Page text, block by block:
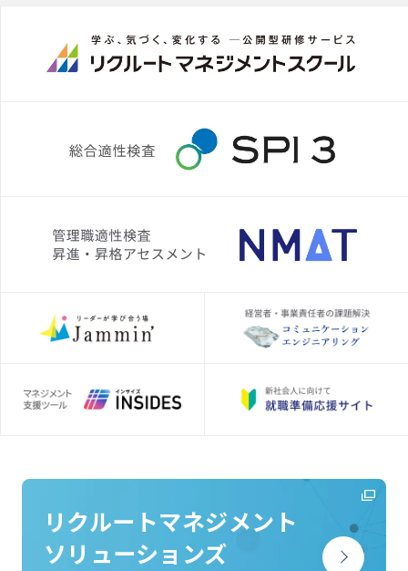
リクルートマネジメント
ソリューションズ